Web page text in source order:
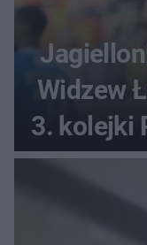
Widzew
3. kolejki